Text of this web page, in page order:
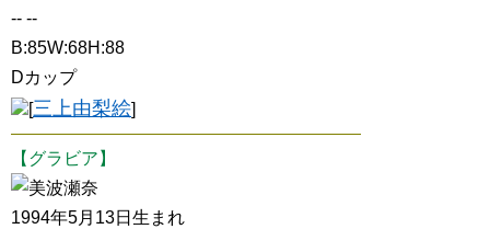
-- --
B:85W:68H:88
Dカップ
[三上由梨絵]
【グラビア】
美波瀬奈
1994年5月13日生まれ